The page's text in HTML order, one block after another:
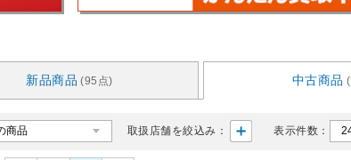
新品商品 (95点) 中古商品
表示件数：
取扱店舗を絞込み：